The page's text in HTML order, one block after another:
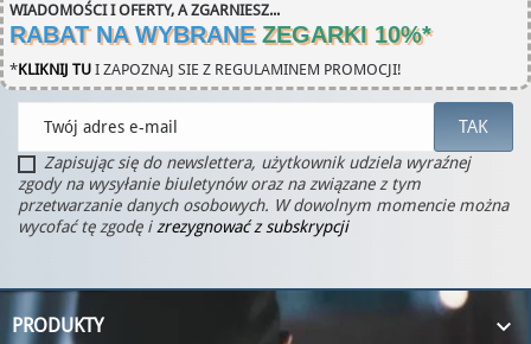
WIADOMOŚCI I OFERTY, A ZGARNIESZ...
RABAT NA WYBRANE ZEGARKI 10%*
*KLIKNIJ TU I ZAPOZNAJ SIE Z REGULAMINEM PROMOCJI!
Zapisując się do newslettera, użytkownik udziela wyraźnej
zgody na wysyłanie biuletynów oraz na związane z tym
przetwarzanie danych osobowych. W dowolnym momencie można
wycofać tę zgodę i zrezygnować z subskrypcji
PRODUKTY 